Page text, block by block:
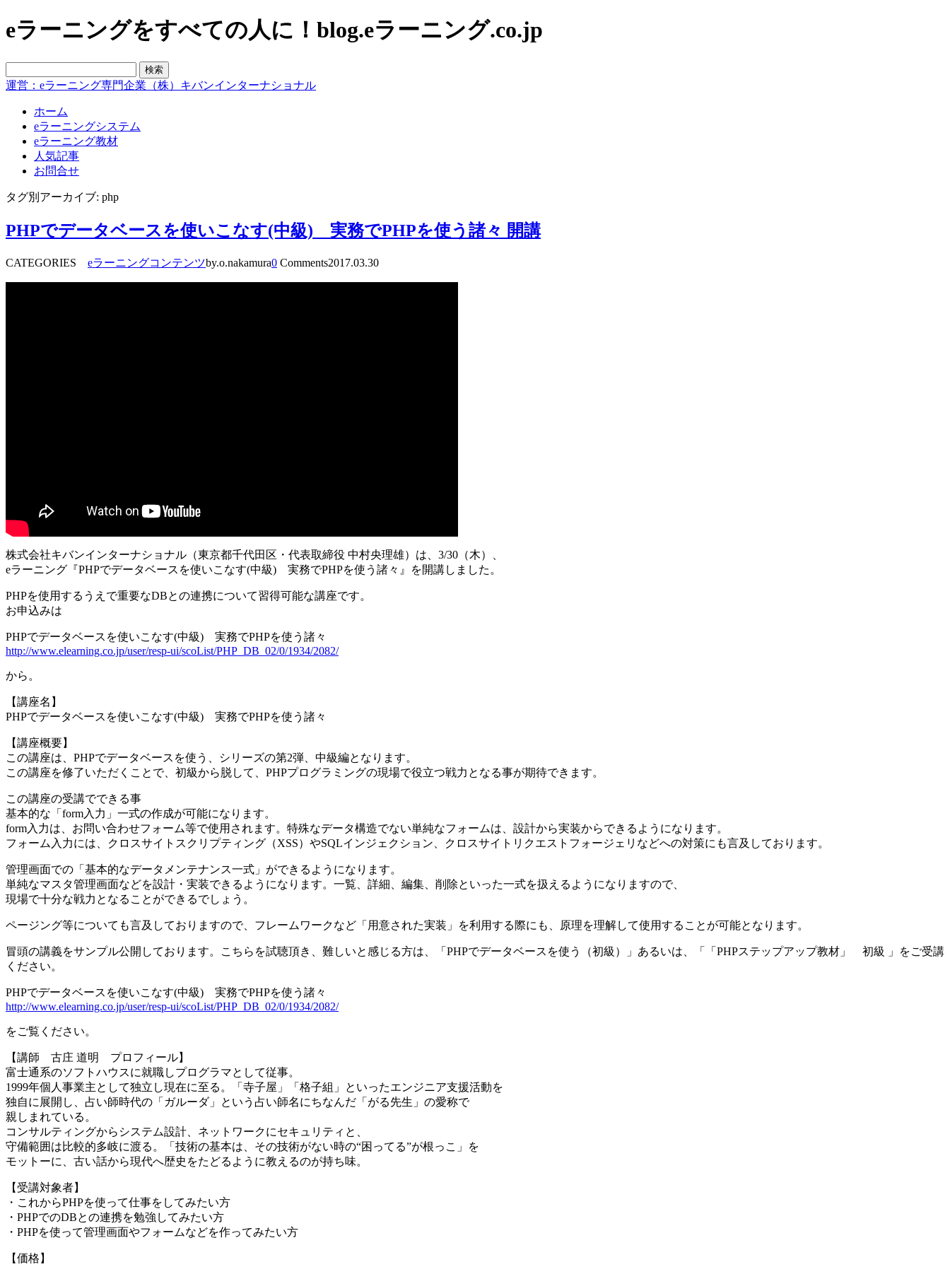
eラーニングをすべての人に！blog.eラーニング.co.jp
運営：eラーニング専門企業（株）キバンインターナショナル
ホーム
eラーニングシステム
eラーニング教材
人気記事
お問合せ
タグ別アーカイブ: php
PHPでデータベースを使いこなす(中級) 実務でPHPを使う諸々 開講
CATEGORIES eラーニングコンテンツby.o.nakamura0 Comments2017.03.30
株式会社キバンインターナショナル（東京都千代田区・代表取締役 中村央理雄）は、3/30（木）、
eラーニング『PHPでデータベースを使いこなす(中級) 実務でPHPを使う諸々』を開講しました。
PHPを使用するうえで重要なDBとの連携について習得可能な講座です。
お申込みは
PHPでデータベースを使いこなす(中級) 実務でPHPを使う諸々
http://www.elearning.co.jp/user/resp-ui/scoList/PHP_DB_02/0/1934/2082/
から。
【講座名】
PHPでデータベースを使いこなす(中級) 実務でPHPを使う諸々
【講座概要】
この講座は、PHPでデータベースを使う、シリーズの第2弾、中級編となります。
この講座を修了いただくことで、初級から脱して、PHPプログラミングの現場で役立つ戦力となる事が期待できます。
この講座の受講でできる事
基本的な「form入力」一式の作成が可能になります。
form入力は、お問い合わせフォーム等で使用されます。特殊なデータ構造でない単純なフォームは、設計から実装からできるようになります。
フォーム入力には、クロスサイトスクリプティング（XSS）やSQLインジェクション、クロスサイトリクエストフォージェリなどへの対策にも言及しております。
管理画面での「基本的なデータメンテナンス一式」ができるようになります。
単純なマスタ管理画面などを設計・実装できるようになります。一覧、詳細、編集、削除といった一式を扱えるようになりますので、
現場で十分な戦力となることができるでしょう。
ページング等についても言及しておりますので、フレームワークなど「用意された実装」を利用する際にも、原理を理解して使用することが可能となります。
冒頭の講義をサンプル公開しております。こちらを試聴頂き、難しいと感じる方は、「PHPでデータベースを使う（初級）」あるいは、「「PHPステップアップ教材」 初級 」をご受講
ください。
PHPでデータベースを使いこなす(中級) 実務でPHPを使う諸々
http://www.elearning.co.jp/user/resp-ui/scoList/PHP_DB_02/0/1934/2082/
をご覧ください。
【講師 古庄 道明 プロフィール】
富士通系のソフトハウスに就職しプログラマとして従事。
1999年個人事業主として独立し現在に至る。「寺子屋」「格子組」といったエンジニア支援活動を
独自に展開し、占い師時代の「ガルーダ」という占い師名にちなんだ「がる先生」の愛称で
親しまれている。
コンサルティングからシステム設計、ネットワークにセキュリティと、
守備範囲は比較的多岐に渡る。「技術の基本は、その技術がない時の“困ってる”が根っこ」を
モットーに、古い話から現代へ歴史をたどるように教えるのが持ち味。
【受講対象者】
・これからPHPを使って仕事をしてみたい方
・PHPでのDBとの連携を勉強してみたい方
・PHPを使って管理画面やフォームなどを作ってみたい方
【価格】